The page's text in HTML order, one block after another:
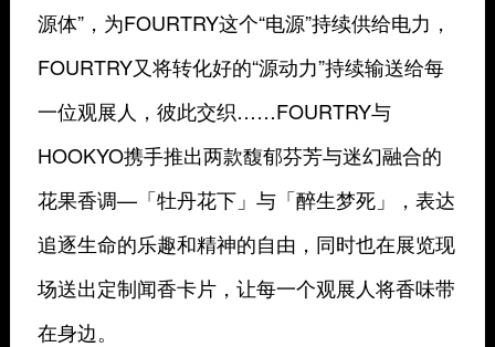
源体”，为FOURTRY这个“电源”持续供给电力，
FOURTRY又将转化好的“源动力”持续输送给每
一位观展人，彼此交织……FOURTRY与
HOOKYO携手推出两款馥郁芬芳与迷幻融合的
花果香调—「牡丹花下」与「醉生梦死」，表达
追逐生命的乐趣和精神的自由，同时也在展览现
场送出定制闻香卡片，让每一个观展人将香味带
在身边。